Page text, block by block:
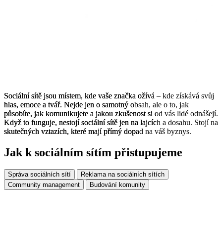
Sociální sítě jsou místem, kde vaše značka ožívá – kde získává svůj
hlas, emoce a tvář. Nejde jen o samotný obsah, ale o to, jak
působíte, jak komunikujete a jakou zkušenost si od vás lidé odnášejí.
Když to funguje, nestojí sociální sítě jen na lajcích a dosahu. Stojí na
skutečných vztazích, které mají přímý dopad na váš byznys.
Sociální sítě jsou místem, kde vaše značka ožívá – kde získává svůj
hlas, emoce a tvář. Nejde jen o samotný obsah, ale o to, jak
působíte, jak komunikujete a jakou zkušenost si od vás lidé odnášejí.
Když to funguje, nestojí sociální sítě jen na lajcích a dosahu. Stojí na
skutečných vztazích, které mají přímý dopad na váš byznys.
Jak k sociálním sítím přistupujeme
Správa sociálních sítí
Reklama na sociálních sítích
Community management
Budování komunity